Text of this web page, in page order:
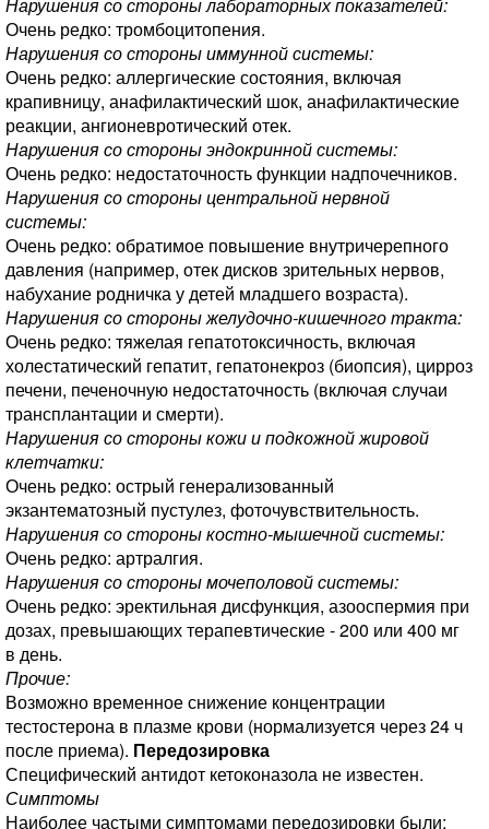
Очень редко: тромбоцитопения.
Нарушения со стороны иммунной системы:
Очень редко: аллергические состояния, включая
крапивницу, анафилактический шок, анафилактические
реакции, ангионевротический отек.
Нарушения со стороны эндокринной системы:
Очень редко: недостаточность функции надпочечников.
Нарушения со стороны центральной нервной
системы:
Очень редко: обратимое повышение внутричерепного
давления (например, отек дисков зрительных нервов,
набухание родничка у детей младшего возраста).
Нарушения со стороны желудочно-кишечного тракта:
Очень редко: тяжелая гепатотоксичность, включая
холестатический гепатит, гепатонекроз (биопсия), цирроз
печени, печеночную недостаточность (включая случаи
трансплантации и смерти).
Нарушения со стороны кожи и подкожной жировой
клетчатки:
Очень редко: острый генерализованный
экзантематозный пустулез, фоточувствительность.
Нарушения со стороны костно-мышечной системы:
Очень редко: артралгия.
Нарушения со стороны мочеполовой системы:
Очень редко: эректильная дисфункция, азооспермия при
дозах, превышающих терапевтические - 200 или 400 мг
в день.
Прочие:
Возможно временное снижение концентрации
тестостерона в плазме крови (нормализуется через 24 ч
после приема). Передозировка
Специфический антидот кетоконазола не известен.
Симптомы
Наиболее частыми симптомами передозировки были: